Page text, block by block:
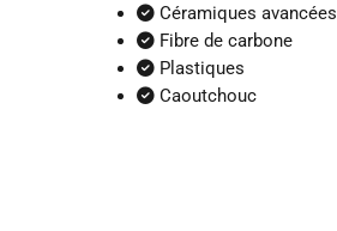
Céramiques avancées
Fibre de carbone
Plastiques
Caoutchouc